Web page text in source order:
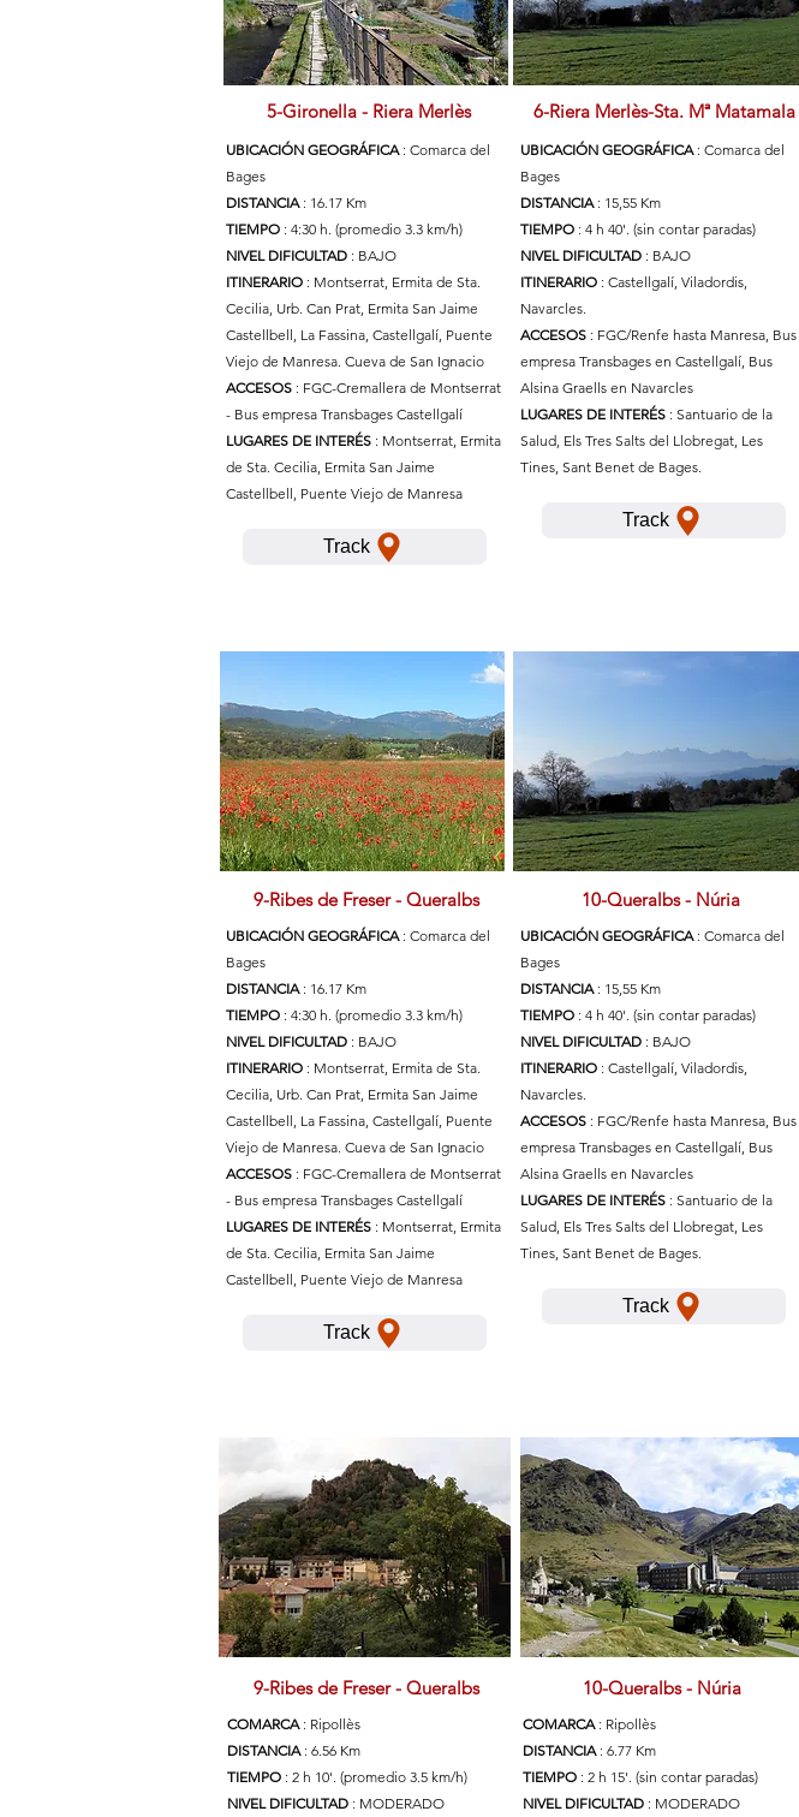
5-Gironella - Riera Merlès
UBICACIÓN GEOGRÁFICA: Comarca del
Bages
DISTANCIA: 16.17 Km
TIEMPO : 4:30 h. (promedio 3.3 km/h)
NIVEL DIFICULTAD : BAJO
ITINERARIO : Montserrat, Ermita de Sta.
Cecilia, Urb. Can Prat, Ermita San Jaime
Castellbell, La Fassina, Castellgalí, Puente
Viejo de Manresa. Cueva de San Ignacio
ACCESOS : FGC-Cremallera de Montserrat
- Bus empresa Transbages Castellgalí
LUGARES DE INTERÉS : Montserrat, Ermita
de Sta. Cecilia, Ermita San Jaime
Castellbell, Puente Viejo de Manresa
Track
6-Riera Merlès-Sta. Mª Matamala
UBICACIÓN GEOGRÁFICA: Comarca del
Bages
DISTANCIA: 15,55 Km
TIEMPO : 4 h 40'. (sin contar paradas)
NIVEL DIFICULTAD : BAJO
ITINERARIO : Castellgalí, Viladordis,
Navarcles.
ACCESOS : FGC/Renfe hasta Manresa, Bus
empresa Transbages en Castellgalí, Bus
Alsina Graells en Navarcles
LUGARES DE INTERÉS : Santuario de la
Salud, Els Tres Salts del Llobregat, Les
Tines, Sant Benet de Bages.
Track
9-Ribes de Freser - Queralbs
UBICACIÓN GEOGRÁFICA: Comarca del
Bages
DISTANCIA: 16.17 Km
TIEMPO : 4:30 h. (promedio 3.3 km/h)
NIVEL DIFICULTAD : BAJO
ITINERARIO : Montserrat, Ermita de Sta.
Cecilia, Urb. Can Prat, Ermita San Jaime
Castellbell, La Fassina, Castellgalí, Puente
Viejo de Manresa. Cueva de San Ignacio
ACCESOS : FGC-Cremallera de Montserrat
- Bus empresa Transbages Castellgalí
LUGARES DE INTERÉS : Montserrat, Ermita
de Sta. Cecilia, Ermita San Jaime
Castellbell, Puente Viejo de Manresa
Track
10-Queralbs - Núria
UBICACIÓN GEOGRÁFICA: Comarca del
Bages
DISTANCIA: 15,55 Km
TIEMPO : 4 h 40'. (sin contar paradas)
NIVEL DIFICULTAD : BAJO
ITINERARIO : Castellgalí, Viladordis,
Navarcles.
ACCESOS : FGC/Renfe hasta Manresa, Bus
empresa Transbages en Castellgalí, Bus
Alsina Graells en Navarcles
LUGARES DE INTERÉS : Santuario de la
Salud, Els Tres Salts del Llobregat, Les
Tines, Sant Benet de Bages.
Track
9-Ribes de Freser - Queralbs
COMARCA: Ripollès
DISTANCIA: 6.56 Km
TIEMPO : 2 h 10'. (promedio 3.5 km/h)
NIVEL DIFICULTAD : MODERADO
10-Queralbs - Núria
COMARCA: Ripollès
DISTANCIA: 6.77 Km
TIEMPO : 2 h 15'. (sin contar paradas)
NIVEL DIFICULTAD : MODERADO